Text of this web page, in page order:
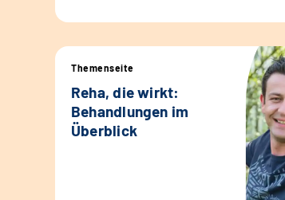
Themenseite
Reha, die wirkt:
Behandlungen im
Überblick